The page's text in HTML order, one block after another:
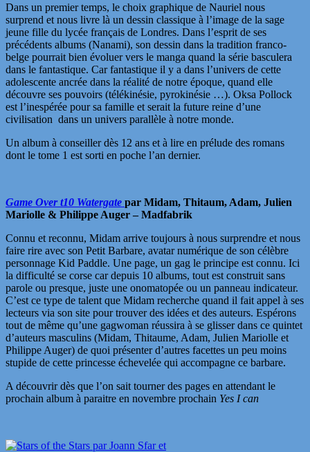
Dans un premier temps, le choix graphique de Nauriel nous
surprend et nous livre là un dessin classique à l’image de la sage
jeune fille du lycée français de Londres. Dans l’esprit de ses
précédents albums (Nanami), son dessin dans la tradition franco-
belge pourrait bien évoluer vers le manga quand la série basculera
dans le fantastique. Car fantastique il y a dans l’univers de cette
adolescente ancrée dans la réalité de notre époque, quand elle
découvre ses pouvoirs (télékinésie, pyrokinésie …). Oksa Pollock
est l’inespérée pour sa famille et serait la future reine d’une
civilisation dans un univers parallèle à notre monde.
Un album à conseiller dès 12 ans et à lire en prélude des romans
dont le tome 1 est sorti en poche l’an dernier.
Game Over t10 Watergate par Midam, Thitaum, Adam, Julien
Mariolle & Philippe Auger – Madfabrik
Connu et reconnu, Midam arrive toujours à nous surprendre et nous
faire rire avec son Petit Barbare, avatar numérique de son célèbre
personnage Kid Paddle. Une page, un gag le principe est connu. Ici
la difficulté se corse car depuis 10 albums, tout est construit sans
parole ou presque, juste une onomatopée ou un panneau indicateur.
C’est ce type de talent que Midam recherche quand il fait appel à ses
lecteurs via son site pour trouver des idées et des auteurs. Espérons
tout de même qu’une gagwoman réussira à se glisser dans ce quintet
d’auteurs masculins (Midam, Thitaume, Adam, Julien Mariolle et
Philippe Auger) de quoi présenter d’autres facettes un peu moins
stupide de cette princesse échevelée qui accompagne ce barbare.
A découvrir dès que l’on sait tourner des pages en attendant le
prochain album à paraitre en novembre prochain Yes I can